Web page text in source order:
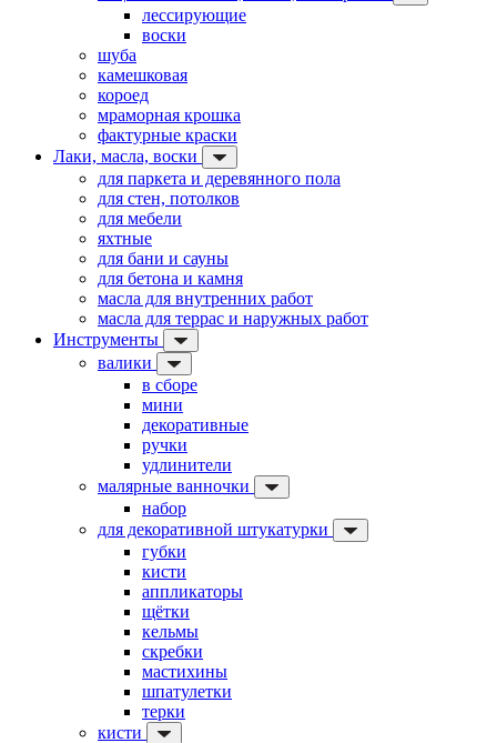
лессирующие
воски
шуба
камешковая
короед
мраморная крошка
фактурные краски
Лаки, масла, воски
для паркета и деревянного пола
для стен, потолков
для мебели
яхтные
для бани и сауны
для бетона и камня
масла для внутренних работ
масла для террас и наружных работ
Инструменты
валики
в сборе
мини
декоративные
ручки
удлинители
малярные ванночки
набор
для декоративной штукатурки
губки
кисти
аппликаторы
щётки
кельмы
скребки
мастихины
шпатулетки
терки
кисти